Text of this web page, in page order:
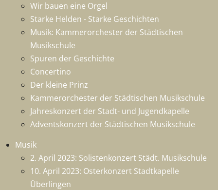
Wir bauen eine Orgel
Starke Helden - Starke Geschichten
Musik: Kammerorchester der Städtischen
Musikschule
Spuren der Geschichte
Concertino
Der kleine Prinz
Kammerorchester der Städtischen Musikschule
Jahreskonzert der Stadt- und Jugendkapelle
Adventskonzert der Städtischen Musikschule
Musik
2. April 2023: Solistenkonzert Städt. Musikschule
10. April 2023: Osterkonzert Stadtkapelle
Überlingen